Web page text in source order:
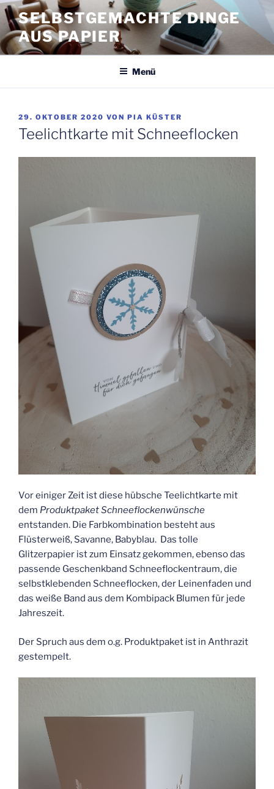
Zum
Inhalt
springen
SELBSTGEMACHTE DINGE
AUS PAPIER
Menü
VERÖFFENTLICHT
AM
29. OKTOBER 2020 VON PIA KÜSTER
Teelichtkarte mit Schneeflocken
Vor einiger Zeit ist diese hübsche Teelichtkarte mit
dem Produktpaket Schneeflockenwünsche
entstanden. Die Farbkombination besteht aus
Flüsterweiß, Savanne, Babyblau. Das tolle
Glitzerpapier ist zum Einsatz gekommen, ebenso das
passende Geschenkband Schneeflockentraum, die
selbstklebenden Schneeflocken, der Leinenfaden und
das weiße Band aus dem Kombipack Blumen für jede
Jahreszeit.
Der Spruch aus dem o.g. Produktpaket ist in Anthrazit
gestempelt.